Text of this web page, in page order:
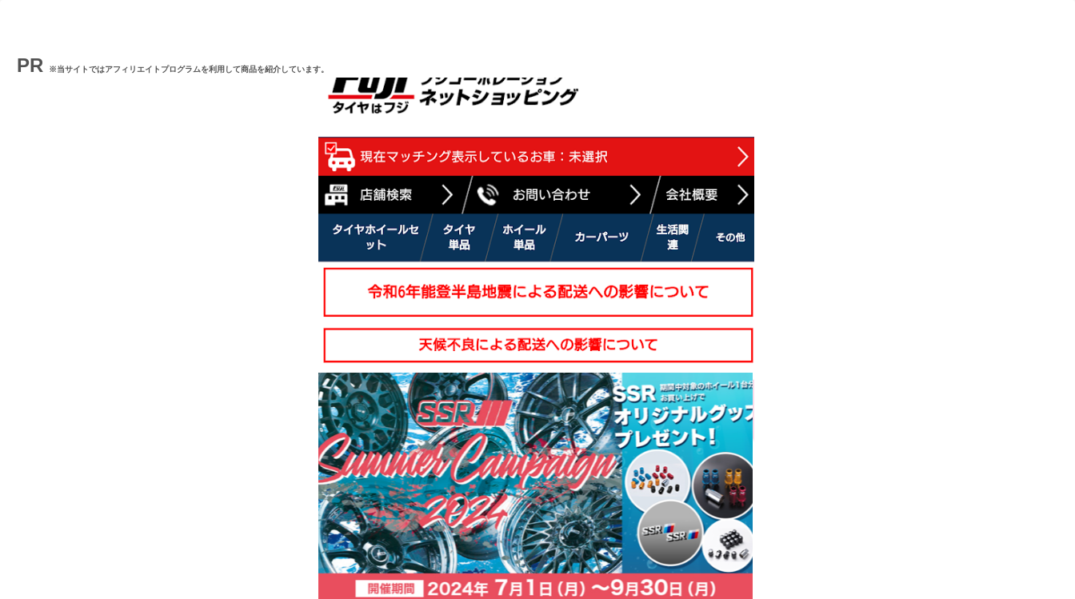
PR ※当サイトではアフィリエイトプログラムを利用して商品を紹介しています。